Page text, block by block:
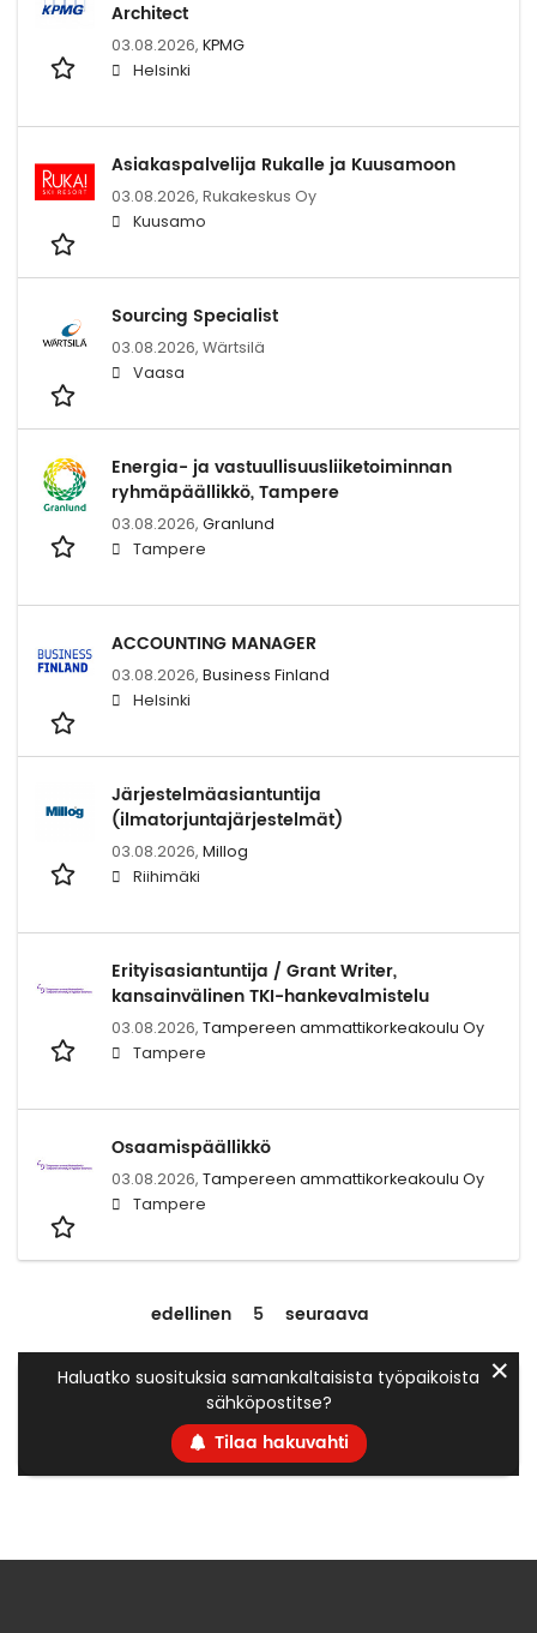
Architect
03.08.2026, KPMG
Helsinki
Asiakaspalvelija Rukalle ja Kuusamoon
03.08.2026, Rukakeskus Oy
Kuusamo
Sourcing Specialist
03.08.2026, Wärtsilä
Vaasa
Energia- ja vastuullisuusliiketoiminnan
ryhmäpäällikkö, Tampere
03.08.2026, Granlund
Tampere
ACCOUNTING MANAGER
03.08.2026, Business Finland
Helsinki
Järjestelmäasiantuntija
(ilmatorjuntajärjestelmät)
03.08.2026, Millog
Riihimäki
Erityisasiantuntija / Grant Writer,
kansainvälinen TKI-hankevalmistelu
03.08.2026, Tampereen ammattikorkeakoulu Oy
Tampere
Osaamispäällikkö
03.08.2026, Tampereen ammattikorkeakoulu Oy
Tampere
edellinen 5 seuraava
Haluatko suosituksia samankaltaisista työpaikoista
sähköpostitse?
Tilaa hakuvahti
✕